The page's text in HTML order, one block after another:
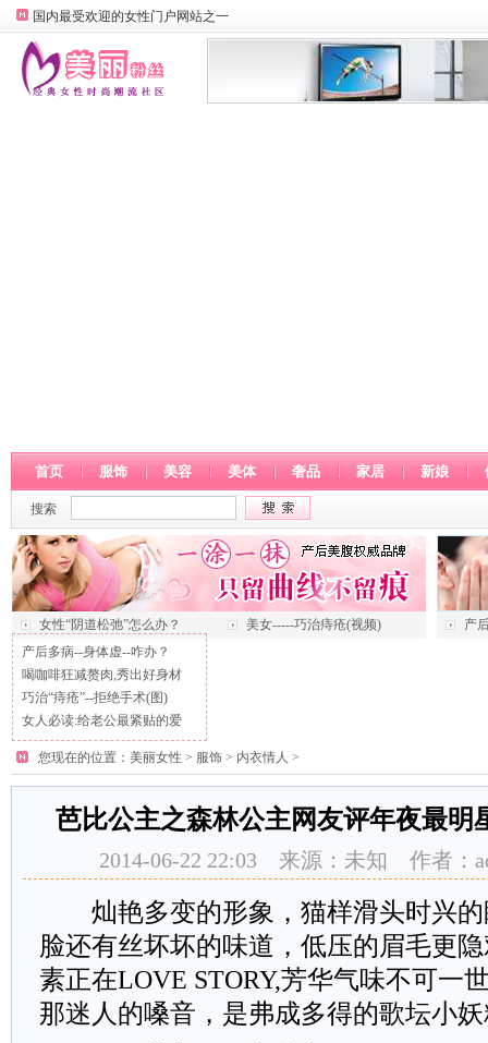
国内最受欢迎的女性门户网站之一
首页 服饰 美容 美体 奢品 家居 新娘
搜索
女性“阴道松弛”怎么办？ 美女-----巧治痔疮(视频)
产
产后多病--身体虚--咋办？
喝咖啡狂减赘肉,秀出好身材
巧治“痔疮”--拒绝手术(图)
女人必读:给老公最紧贴的爱
您现在的位置： 美丽女性 > 服饰 > 内衣情人 >
芭比公主之森林公主网友评年夜最明
2014-06-22 22:03 来源：未知 作者
灿艳多变的形象，猫样滑头时兴的
脸还有丝坏坏的味道，低压的眉毛更
素正在LOVE STORY,芳华气味不可一
那迷人的嗓音，是弗成多得的歌坛小